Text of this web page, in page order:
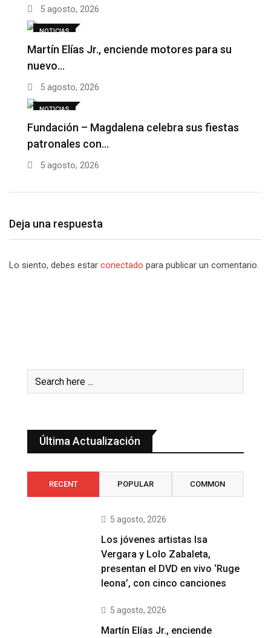
5 agosto, 2026
NOTICIAS
Martín Elías Jr., enciende motores para su
nuevo…
5 agosto, 2026
NOTICIAS
Fundación – Magdalena celebra sus fiestas
patronales con…
5 agosto, 2026
Deja una respuesta
Lo siento, debes estar conectado para publicar un comentario.
Última Actualización
RECENT POPULAR COMMON
5 agosto, 2026
Los jóvenes artistas Isa
Vergara y Lolo Zabaleta,
presentan el DVD en vivo ‘Ruge
leona’, con cinco canciones
5 agosto, 2026
Martín Elías Jr., enciende